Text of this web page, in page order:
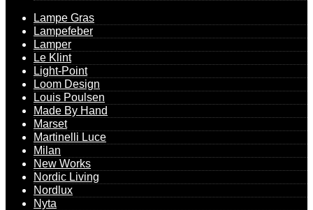
Lampe Gras
Lampefeber
Lamper
Le Klint
Light-Point
Loom Design
Louis Poulsen
Made By Hand
Marset
Martinelli Luce
Milan
New Works
Nordic Living
Nordlux
Nyta